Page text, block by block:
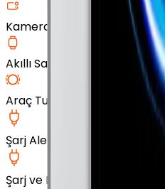
Kamera Cam Koruyucu
Akıllı Saat Aksesuarları
Araç Tutucu
Şarj Aleti
Şarj ve Data Kablosu